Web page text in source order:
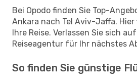
Bei Opodo finden Sie Top-
Ankara nach Tel Aviv-Jaffa.
Ihre Reise. Verlassen Sie sich
Reiseagentur für Ihr nächstes
So finden Sie günstige